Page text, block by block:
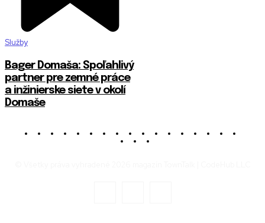
Služby
Bager Domaša: Spoľahlivý
partner pre zemné práce
a inžinierske siete v okolí
Domaše